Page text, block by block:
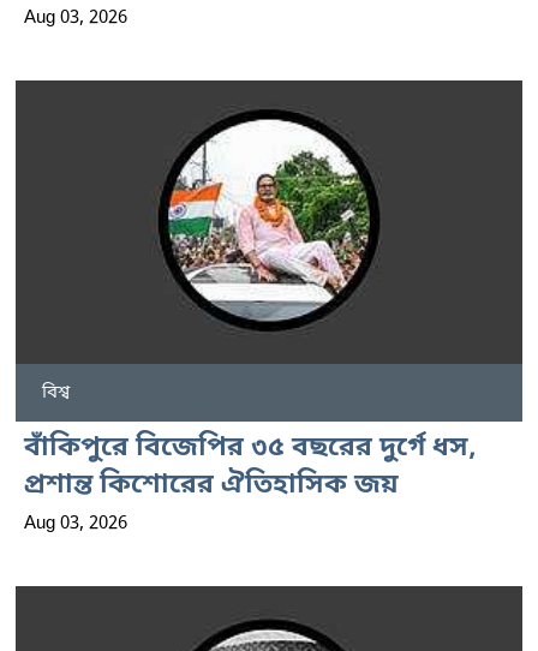
Aug 03, 2026
বিশ্ব
বাঁকিপুরে বিজেপির ৩৫ বছরের দুর্গে ধস,
প্রশান্ত কিশোরের ঐতিহাসিক জয়
Aug 03, 2026